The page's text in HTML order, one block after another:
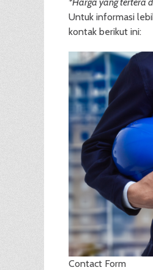
Untuk informasi
kontak berikut ini:
Contact Form